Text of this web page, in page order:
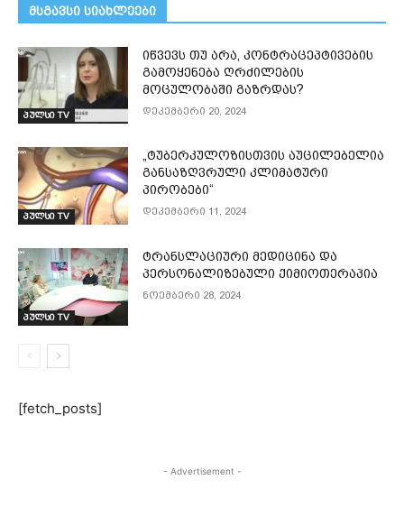
მსგავსი სიახლეები
პულსი TV
იწვევს თუ არა, კონტრაცეპტივების
გამოყენება ღრძილების
მოცულობაში გაზრდას?
დეკემბერი 20, 2024
პულსი TV
„ტუბერკულოზისთვის აუცილებელია
განსაზღვრული კლიმატური
პირობები“
დეკემბერი 11, 2024
პულსი TV
ტრანსლაციური მედიცინა და
პერსონალიზებული ქიმიოთერაპია
ნოემბერი 28, 2024
[fetch_posts]
- Advertisement -